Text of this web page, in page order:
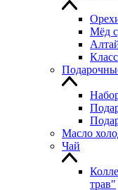
Мёд
Масло
Чай
трав"